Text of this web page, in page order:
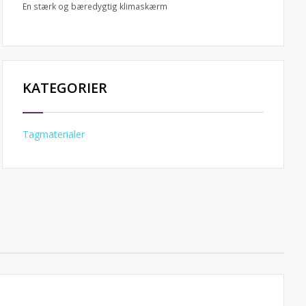
En stærk og bæredygtig klimaskærm
KATEGORIER
Tagmaterialer